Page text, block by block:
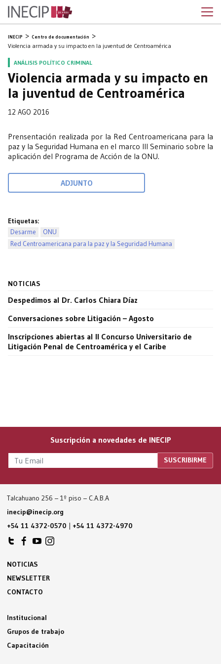
INECIP Centro de documentación
Violencia armada y su impacto en la juventud de Centroamérica
ANÁLISIS POLÍTICO CRIMINAL
Violencia armada y su impacto en
la juventud de Centroamérica
12 AGO 2016
Prensentación realizada por la Red Centroamericana para la
paz y la Seguridad Humana en el marco III Seminario sobre la
aplicación del Programa de Acción de la ONU.
ADJUNTO
Etiquetas:
Desarme
ONU
Red Centroamericana para la paz y la Seguridad Humana
NOTICIAS
Despedimos al Dr. Carlos Chiara Díaz
Conversaciones sobre Litigación – Agosto
Inscripciones abiertas al II Concurso Universitario de
Litigación Penal de Centroamérica y el Caribe
Suscripción a novedades de INECIP
Talcahuano 256 – 1º piso – C.A.B.A
inecip@inecip.org
+54 11 4372-0570 | +54 11 4372-4970
NOTICIAS
NEWSLETTER
CONTACTO
Institucional
Grupos de trabajo
Capacitación